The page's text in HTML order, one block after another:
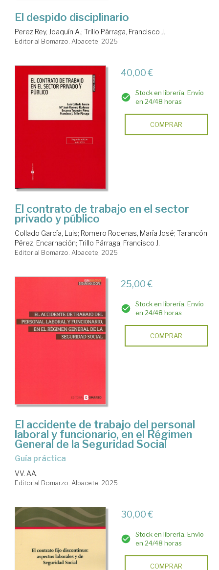
El despido disciplinario
Perez Rey, Joaquín A.; Trillo Párraga, Francisco J.
Editorial Bomarzo. Albacete, 2025
40,00 €
Stock en librería. Envío
en 24/48 horas
COMPRAR
El contrato de trabajo en el sector
privado y público
Collado García, Luis; Romero Rodenas, María José; Tarancón
Pérez, Encarnación; Trillo Párraga, Francisco J.
Editorial Bomarzo. Albacete, 2025
25,00 €
Stock en librería. Envío
en 24/48 horas
COMPRAR
El accidente de trabajo del personal
laboral y funcionario, en el Régimen
General de la Seguridad Social
guía práctica
VV. AA.
Editorial Bomarzo. Albacete, 2025
30,00 €
Stock en librería. Envío
en 24/48 horas
COMPRAR